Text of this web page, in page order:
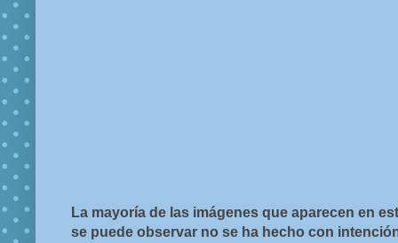
La mayoría de las imágenes que aparecen en
se puede observar no se ha hecho con